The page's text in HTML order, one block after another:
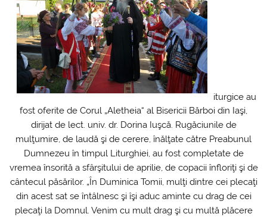
iturgice au
fost oferite de Corul „Aletheia“ al Bisericii Bărboi din Iaşi,
dirijat de lect. univ. dr. Dorina Iuşcă. Rugăciunile de
mulţumire, de laudă şi de cerere, înălţate către Preabunul
Dumnezeu în timpul Liturghiei, au fost completate de
vremea însorită a sfârşitului de aprilie, de copacii înfloriţi şi de
cântecul păsărilor. „În Duminica Tomii, mulţi dintre cei plecaţi
din acest sat se întâlnesc şi îşi aduc aminte cu drag de cei
plecaţi la Domnul. Venim cu mult drag şi cu multă plăcere